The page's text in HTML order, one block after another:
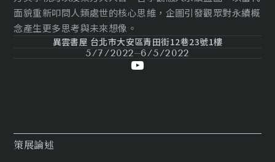
面貌重新叩問人類處世的核心思維，企圖引發觀眾對永續概
念產生更多思考與未來想像。
異雲書屋 台北市大安區青田街12巷23號1樓
5/7/2022 6/5/2022
策展論述